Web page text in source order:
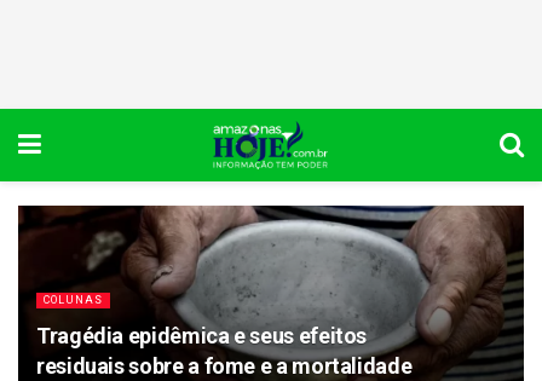
COLUNAS
Tragédia epidêmica e seus efeitos
residuais sobre a fome e a mortalidade